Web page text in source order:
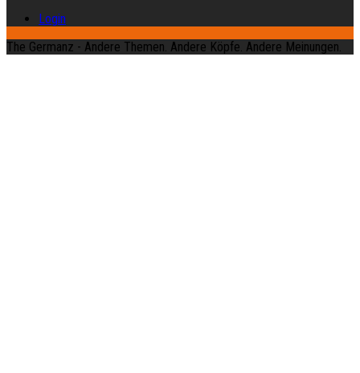
Login
The Germanz - Andere Themen. Andere Köpfe. Andere Meinungen.